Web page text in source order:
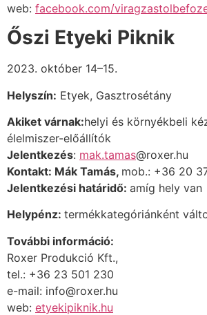
web: facebook.com/
Őszi Etyeki Piknik
2023. október 14–15.
Helyszín: Etyek, Gasztrosétány
Akiket várnak:helyi és környékbeli
élelmiszer-előállítók
Jelentkezés: mak.tamas@roxer.hu
Kontakt: Mák Tamás, mob.: +36 20
Jelentkezési határidő: amíg hely van
Helypénz: termékkategóriánként
További információ:
Roxer Produkció Kft.,
tel.: +36 23 501 230
e-mail: info@roxer.hu
web: etyekipiknik.hu